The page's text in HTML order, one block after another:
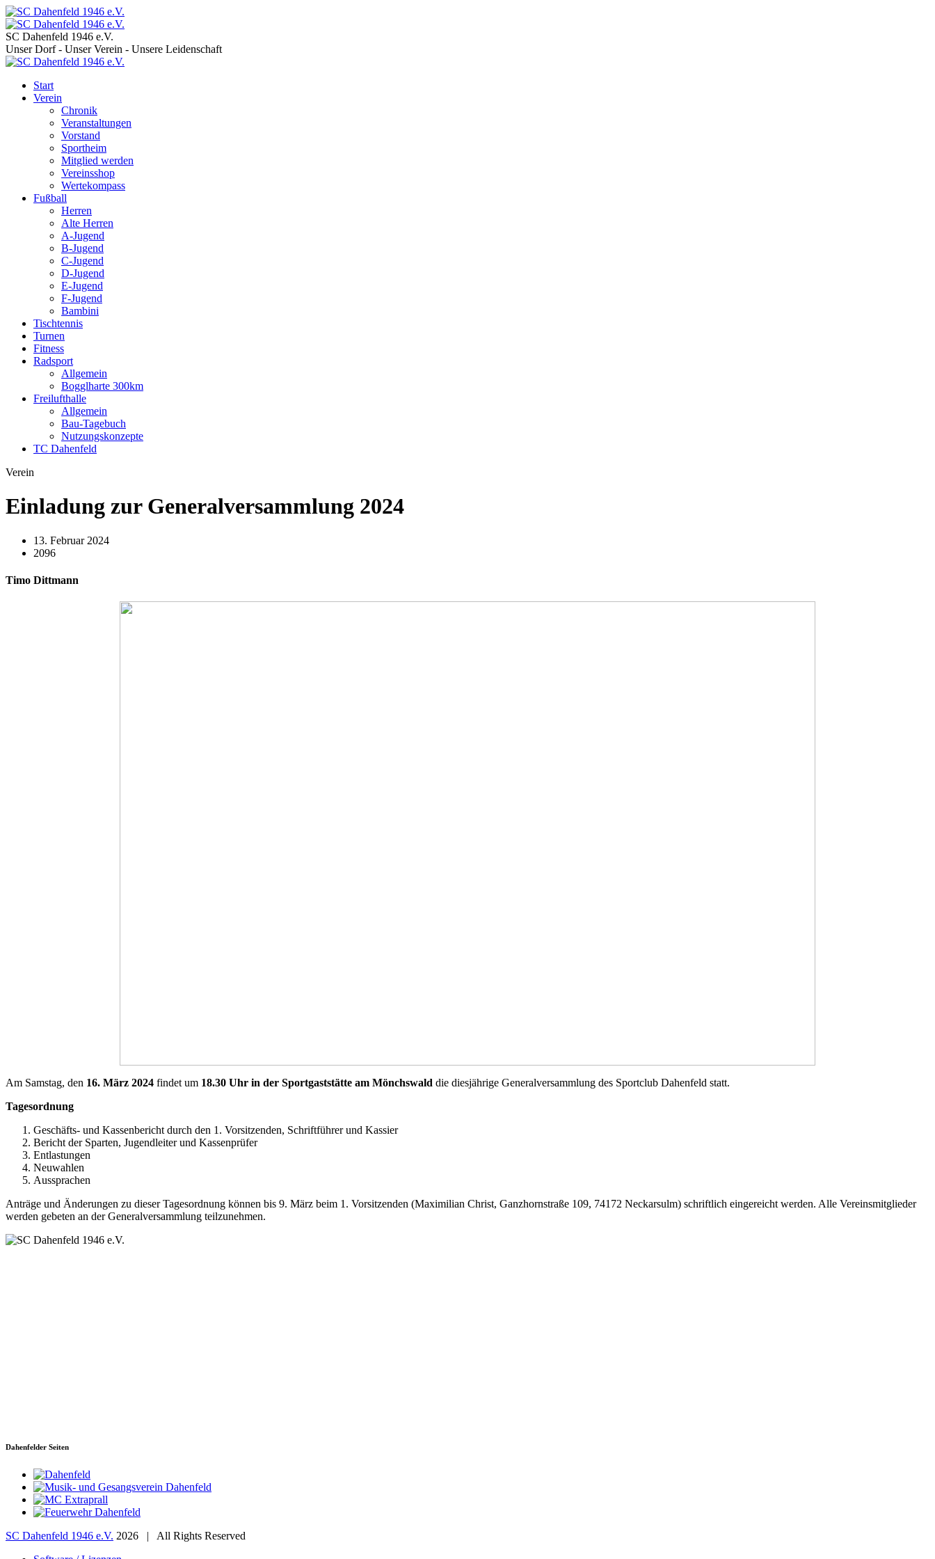
SC Dahenfeld 1946 e.V.
Unser Dorf - Unser Verein - Unsere Leidenschaft
Start
Verein
Chronik
Veranstaltungen
Vorstand
Sportheim
Mitglied werden
Vereinsshop
Wertekompass
Fußball
Herren
Alte Herren
A-Jugend
B-Jugend
C-Jugend
D-Jugend
E-Jugend
F-Jugend
Bambini
Tischtennis
Turnen
Fitness
Radsport
Allgemein
Bogglharte 300km
Freilufthalle
Allgemein
Bau-Tagebuch
Nutzungskonzepte
TC Dahenfeld
Verein
Einladung zur Generalversammlung 2024
13. Februar 2024
2096
Timo Dittmann
Am Samstag, den 16. März 2024 findet um 18.30 Uhr in der Sportgaststätte am Mönchswald die diesjährige Generalversammlung des Sportclub Dahenfeld statt.
Tagesordnung
Geschäfts- und Kassenbericht durch den 1. Vorsitzenden, Schriftführer und Kassier
Bericht der Sparten, Jugendleiter und Kassenprüfer
Entlastungen
Neuwahlen
Aussprachen
Anträge und Änderungen zu dieser Tagesordnung können bis 9. März beim 1. Vorsitzenden (Maximilian Christ, Ganzhornstraße 109, 74172 Neckarsulm) schriftlich eingereicht werden. Alle Vereinsmitglieder
werden gebeten an der Generalversammlung teilzunehmen.
Dahenfelder Seiten
SC Dahenfeld 1946 e.V. 2026 | All Rights Reserved